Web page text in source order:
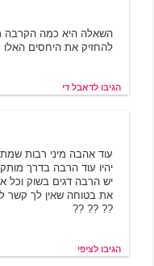
השאלה היא כמה הקרבה
להחזיק את היחסים האלו
הגיבו לדאבל די
עוד אהבה מיני רבות
יהיו עוד הרבה בדרך מותק
יש הרבה דגים בשוק וכל
את בטוחה שאין לך קשר
?? ?? ??
הגיבו לציפי